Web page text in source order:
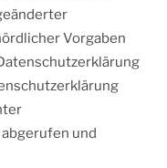
Vorgaben
und